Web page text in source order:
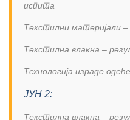
испита
Текстилни материјали
Текстилна влакна –
Технологија израде
ЈУН 2:
Текстилна влакна –